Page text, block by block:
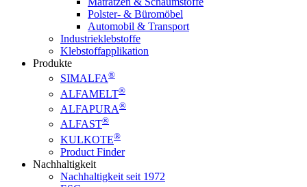
Polster- & Büromöbel
Automobil & Transport
Industrieklebstoffe
Klebstoffapplikation
Produkte
SIMALFA®
ALFAMELT®
ALFAPURA®
ALFAST®
KULKOTE®
Product Finder
Nachhaltigkeit
Nachhaltigkeit seit 1972